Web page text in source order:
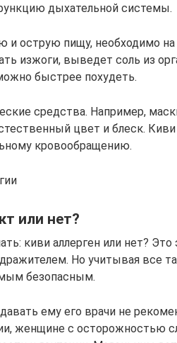
дыхательной системы.
острую пищу, необходимо на
изжоги, выведет соль из
быстрее похудеть.
средства. Например,
цвет и блеск. Киви
кровообращению.
или нет?
киви аллерген или нет? Это
Но учитывая все
безопасным.
давать ему его врачи не
женщине с осторожностью